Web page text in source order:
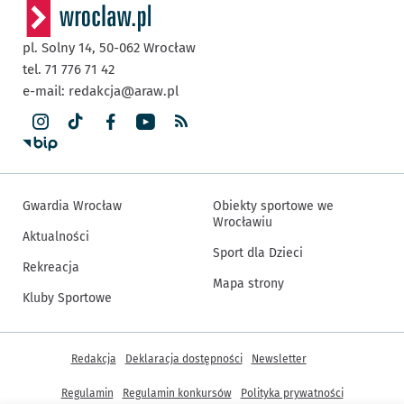
pl. Solny 14, 50-062 Wrocław
tel. 71 776 71 42
e-mail: redakcja@araw.pl
Gwardia Wrocław
Aktualności
Rekreacja
Kluby Sportowe
Obiekty sportowe we
Wrocławiu
Sport dla Dzieci
Mapa strony
Inne informacje
Redakcja Deklaracja dostępności Newsletter
Regulamin Regulamin konkursów Polityka prywatności